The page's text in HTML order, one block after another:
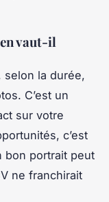
vaut-il
selon la durée,
C’est un
sur votre
c’est
bon portrait peut
ne franchirait